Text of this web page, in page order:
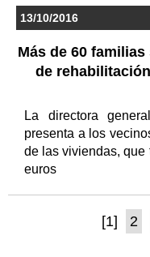
13/10/2016
Más de 60
de
La directora
presenta a los
de las viviendas, que
euros
[1] 2